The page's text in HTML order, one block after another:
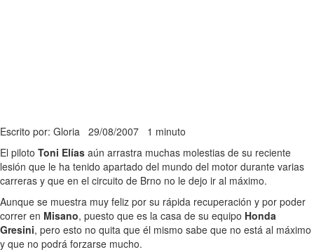
Escrito por: Gloria 29/08/2007 1 minuto
El piloto Toni Elías aún arrastra muchas molestias de su reciente
lesión que le ha tenido apartado del mundo del motor durante varias
carreras y que en el circuito de Brno no le dejo ir al máximo.
Aunque se muestra muy feliz por su rápida recuperación y por poder
correr en Misano, puesto que es la casa de su equipo Honda
Gresini, pero esto no quita que él mismo sabe que no está al máximo
y que no podrá forzarse mucho.